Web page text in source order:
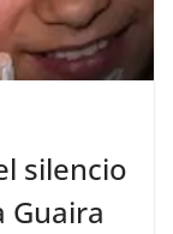
silencio
Guaira